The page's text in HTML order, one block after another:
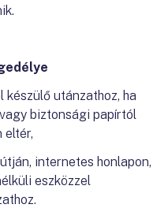
készülő utánzathoz, ha
biztonsági papírtól
eltér,
internetes honlapon,
eszközzel